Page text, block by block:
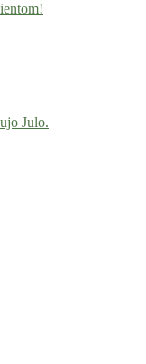
Julo.